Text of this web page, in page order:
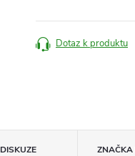
cena:
Dotaz k produktu
DISKUZE ZNAČKA